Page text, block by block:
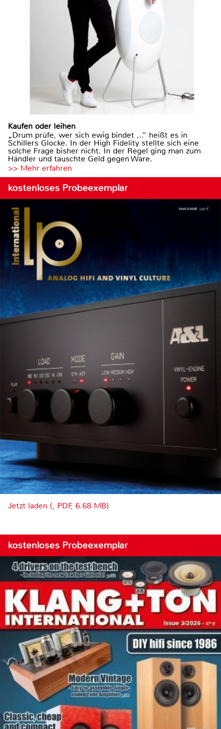
Kaufen oder leihen
„Drum prüfe, wer sich ewig bindet ...“ heißt es in
Schillers Glocke. In der High Fidelity stellte sich eine
solche Frage bisher nicht. In der Regel ging man zum
Händler und tauschte Geld gegen Ware.
>> Mehr erfahren
kostenloses Probeexemplar
Jetzt laden (, PDF, 6.68 MB)
kostenloses Probeexemplar